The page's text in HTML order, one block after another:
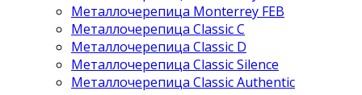
Металлочерепица Monterrey FEB
Металлочерепица Classic C
Металлочерепица Classic D
Металлочерепица Classic Silence
Металлочерепица Classic Authentic